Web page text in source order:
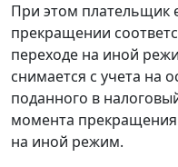
При этом плательщик
прекращении
переходе на иной
снимается с учета на
поданного в
момента прекращения
на иной режим.